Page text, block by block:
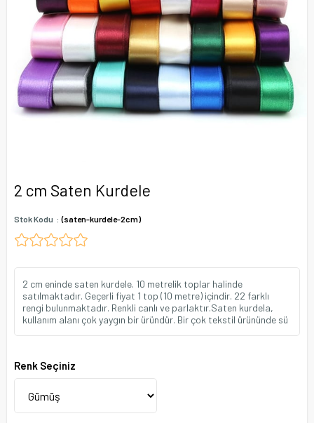
2 cm Saten Kurdele
Stok Kodu (saten-kurdele-2cm)
2 cm eninde saten kurdele. 10 metrelik toplar halinde
satılmaktadır. Geçerli fiyat 1 top (10 metre) içindir. 22 farklı
rengi bulunmaktadır. Renkli canlı ve parlaktır.Saten kurdela,
kullanım alanı çok yaygın bir üründür. Bir çok tekstil ürününde sü
Renk Seçiniz